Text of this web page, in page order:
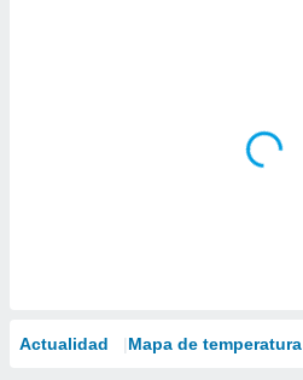
Actualidad Mapa de temperatura